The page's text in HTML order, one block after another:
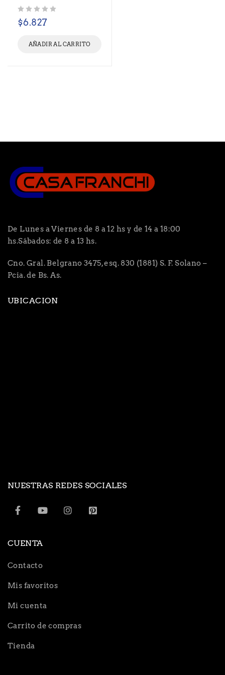
$6.827
AÑADIR AL CARRITO
De Lunes a Viernes de 8 a 12 hs y de 14 a 18:00
hs.Sábados: de 8 a 13 hs.
Cno. Gral. Belgrano 3475, esq. 830 (1881) S. F. Solano –
Pcia. de Bs. As.
UBICACION
NUESTRAS REDES SOCIALES
CUENTA
Contacto
Mis favoritos
Mi cuenta
Carrito de compras
Tienda